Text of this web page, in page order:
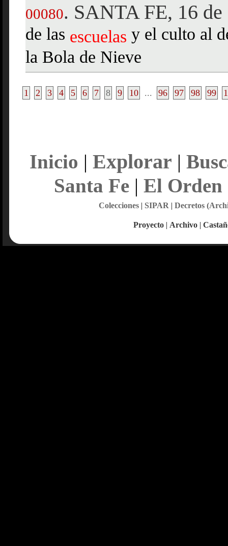
00080. SANTA FE, 16
de las escuelas y el culto al
la Bola de Nieve
1 2 3 4 5 6 7 8 9 10 ... 96 97 98 99
Inicio | Explorar |
Santa Fe| El Orden
Colecciones| SIPAR | Decretos
Proyecto | Archivo |